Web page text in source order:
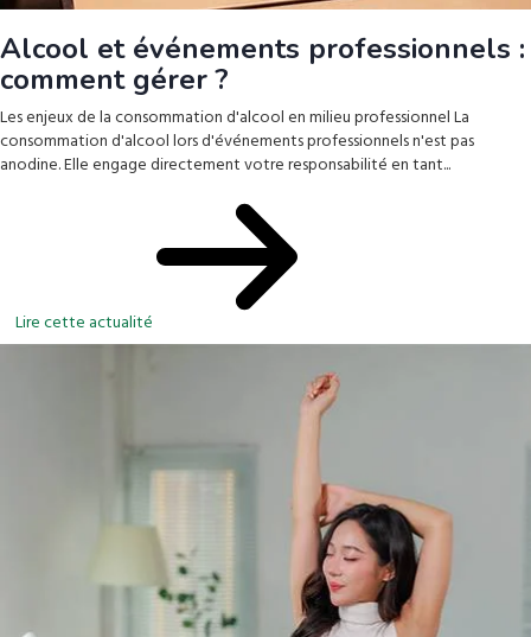
Alcool et événements professionnels :
comment gérer ?
Les enjeux de la consommation d'alcool en milieu professionnel La
consommation d'alcool lors d'événements professionnels n'est pas
anodine. Elle engage directement votre responsabilité en tant...
Lire cette actualité